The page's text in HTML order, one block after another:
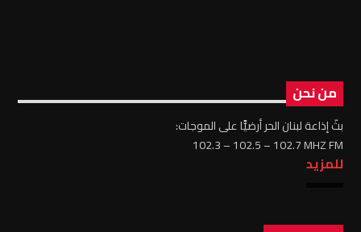
من نحن
بثّ إذاعة لبنان الحر أرضيًّا على الموجات:
102.3 – 102.5 – 102.7 MHZ FM
للمزيد